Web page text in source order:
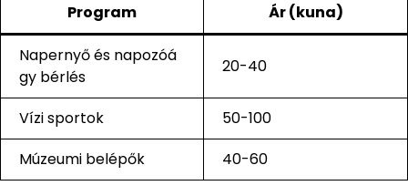
Program Ár (kuna)
Napernyő és napozóá
gy bérlés
20-40
Vízi sportok
50-100
Múzeumi belépők
40-60